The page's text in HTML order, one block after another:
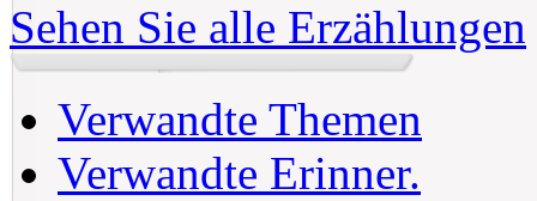
Sehen Sie alle Erzählungen
Verwandte Themen
Verwandte Erinner.